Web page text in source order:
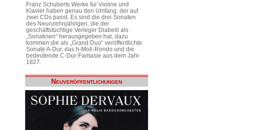
Franz Schuberts Werke für Violine und
Klavier haben genau den Umfang, der auf
zwei CDs passt. Es sind die drei Sonaten
des Neunzehnjährigen, die der
geschäftstüchtige Verleger Diabelli als
„Sonatinen“ herausgegeben hat, dazu
kommen die als „Grand Duo“ veröffentlichte
Sonate A-Dur, das h-Moll-Rondo und die
bedeutende C-Dur-Fantasie aus dem Jahr
1827.
Neuveröffentlichungen